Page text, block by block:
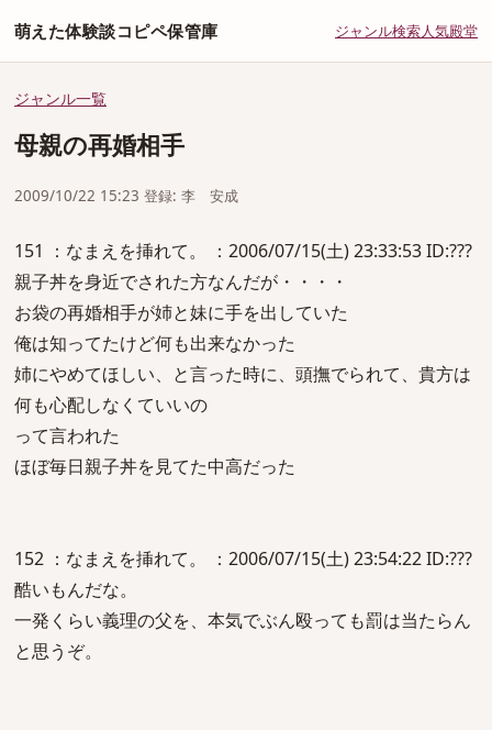
萌えた体験談コピペ保管庫 ジャンル検索人気殿堂
ジャンル一覧
母親の再婚相手
2009/10/22 15:23 登録: 李 安成
151 ：なまえを挿れて。 ：2006/07/15(土) 23:33:53 ID:???
親子丼を身近でされた方なんだが・・・・
お袋の再婚相手が姉と妹に手を出していた
俺は知ってたけど何も出来なかった
姉にやめてほしい、と言った時に、頭撫でられて、貴方は
何も心配しなくていいの
って言われた
ほぼ毎日親子丼を見てた中高だった
152 ：なまえを挿れて。 ：2006/07/15(土) 23:54:22 ID:???
酷いもんだな。
一発くらい義理の父を、本気でぶん殴っても罰は当たらん
と思うぞ。